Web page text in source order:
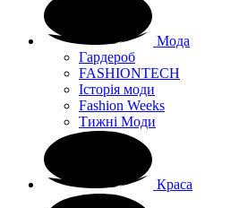
Мода
Гардероб
FASHIONTECH
Історія моди
Fashion Weeks
Тижні Моди
Краса